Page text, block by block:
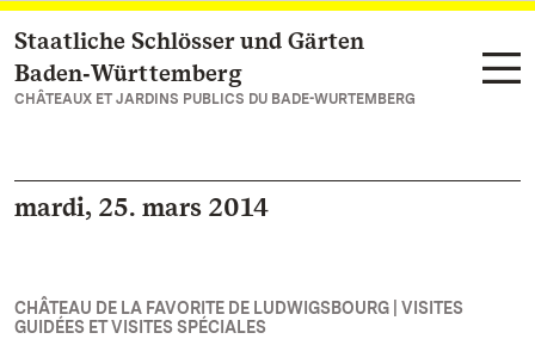
Vers la page d’accueil
Staatliche Schlösser und Gärten
Baden‑Württemberg
CHÂTEAUX ET JARDINS PUBLICS DU BADE-WURTEMBERG
mardi, 25. mars 2014
CHÂTEAU DE LA FAVORITE DE LUDWIGSBOURG | VISITES
GUIDÉES ET VISITES SPÉCIALES